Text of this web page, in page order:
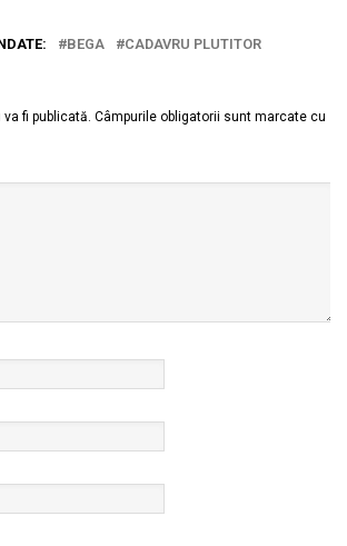
BEGA
CADAVRU PLUTITOR
fi publicată. Câmpurile obligatorii sunt marcate cu